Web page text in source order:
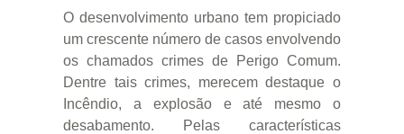
O desenvolvimento urbano tem propiciado
um crescente número de casos envolvendo
os chamados crimes de Perigo Comum.
Dentre tais crimes, merecem destaque o
Incêndio, a explosão e até mesmo o
desabamento. Pelas características